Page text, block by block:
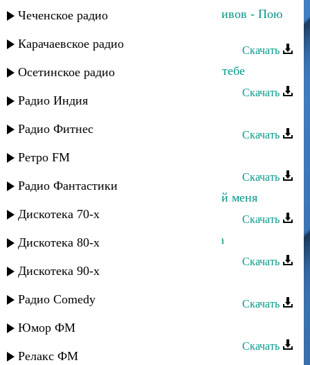
Чеченское радио
Карачаевское радио
Осетинское радио
Радио Индия
Радио Фитнес
Ретро FM
Радио Фантастики
Дискотека 70-х
Дискотека 80-х
Дискотека 90-х
Радио Comedy
Юмор ФМ
Релакс ФМ
Зухра Асельдерова и Пахрудин Ихивов - Пою
Скачать
Зухра Асильдерова - С любовью к тебе
Скачать
Скачать
Беневша - Беневша
Скачать
Зухра Магомедова - Нет счастливей меня
Скачать
Зухра Магомедова - Балая карабхъа
Скачать
Скачать
Беневша - Уф чан аман
Скачать